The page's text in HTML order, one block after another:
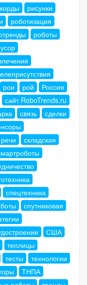
рисунки
роботизация
роботы
рои рой
Россия
сайт RoboTrends.ru
связь
сделки
складская
спецтехника
спутниковая
США
теплицы
тесты
технологии
ТНПА